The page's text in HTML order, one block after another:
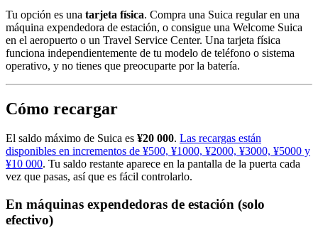
Tu opción es una tarjeta física. Compra una Suica regular en una
máquina expendedora de estación, o consigue una Welcome Suica
en el aeropuerto o un Travel Service Center. Una tarjeta física
funciona independientemente de tu modelo de teléfono o sistema
operativo, y no tienes que preocuparte por la batería.
Cómo recargar
El saldo máximo de Suica es ¥20 000. Las recargas están
disponibles en incrementos de ¥500, ¥1000, ¥2000, ¥3000, ¥5000 y
¥10 000. Tu saldo restante aparece en la pantalla de la puerta cada
vez que pasas, así que es fácil controlarlo.
En máquinas expendedoras de estación (solo
efectivo)